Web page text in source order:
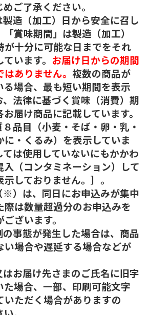
ご了承ください。
造（加工）日から安全に召し
賞味期間」は製造（加工）
が十分に可能な日までをそれ
います。 お届け日からの期間
ありません。 複数の商品が
る場合、最も短い期間を表示
、法律に基づく賞味（消費）期
届け商品に記載しています。
品目（小麦・そば・卵・乳・
・くるみ）を表示していま
は使用していないにもかかわ
入（コンタミネーション）して
しておりません。］。
※）は、同日にお申込みが集中
際は数量超過分のお申込みを
ざいます。
事態が発生した場合は、商品
い場合や遅延する場合などが
お届け先さまのご氏名に旧字
た場合、一部、印刷可能文字
いただく場合がありますの